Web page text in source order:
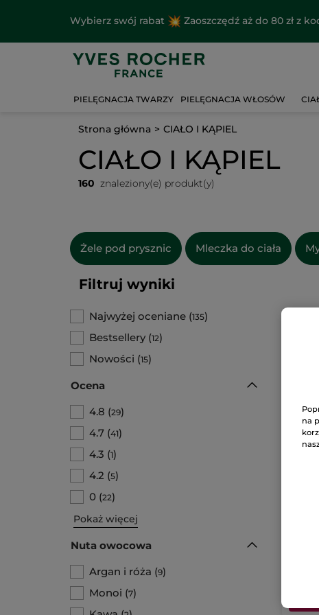
Wybierz swój rabat Zaoszczędź aż do 80 zł z
PIELĘGNACJA TWARZY PIELĘGNACJA WŁOSÓW
Strona główna CIAŁO I KĄPIEL
CIAŁO I KĄPIEL
160 znaleziony(e) produkt(y)
Żele pod prysznic Mleczka do ciała
Filtruj wyniki
Najwyżej oceniane (135)
Bestsellery (12)
Nowości (15)
Ocena
4.8 (29)
4.7 (41)
4.3 (1)
4.2 (5)
0 (22)
Pokaż więcej
Nuta owocowa
Argan i róża (9)
Monoi (7)
na